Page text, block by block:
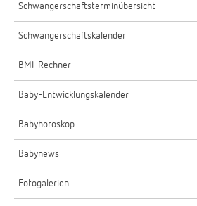
Schwangerschaftsterminübersicht
Schwangerschaftskalender
BMI-Rechner
Baby-Entwicklungskalender
Babyhoroskop
Babynews
Fotogalerien